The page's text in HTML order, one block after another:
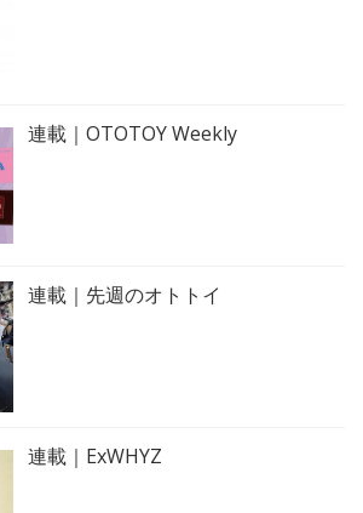
連載｜OTOTOY Weekly
連載｜先週のオトトイ
連載｜ExWHYZ